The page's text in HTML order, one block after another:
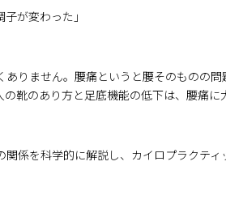
が変わった」
ありません。腰痛というと腰そのものの
靴のあり方と足底機能の低下は、腰痛に
係を科学的に解説し、カイロプラクティ